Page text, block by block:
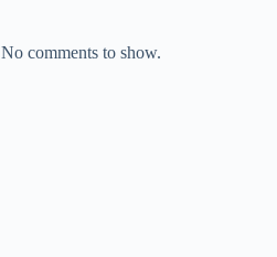
No comments to show.